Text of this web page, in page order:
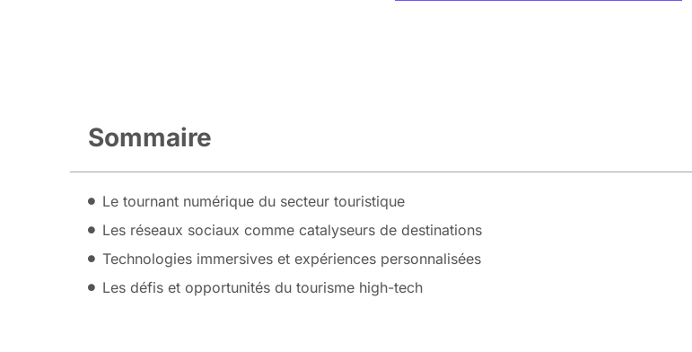
Sommaire
Le tournant numérique du secteur touristique
Les réseaux sociaux comme catalyseurs de destinations
Technologies immersives et expériences personnalisées
Les défis et opportunités du tourisme high-tech